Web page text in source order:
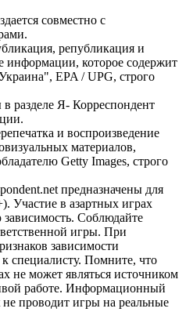
совместно с
републикация и
информации, которое содержит
EPA / UPG, строго
разделе Я- Корреспондент
и воспроизведение
материалов,
Getty Images, строго
предназначены для
Участие в азартных играх
Соблюдайте
игры. При
зависимости
специалисту. Помните, что
не может являться источником
работе. Информационный
не проводит игры на реальные